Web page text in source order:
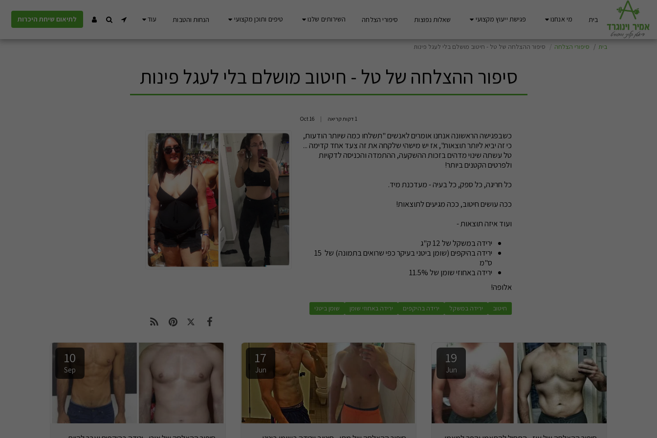
בית מי אנחנו פגישת ייעוץ מקצועי שאלות נפוצות סיפורי הצלחה השירותים שלנו טיפים ותוכן מקצועי הנחות והטבות עוד לתיאום שיחת היכרות
בית סיפורי הצלחה סיפור ההצלחה של טל - חיטוב מושלם בלי לעגל פינות
סיפור ההצלחה של טל - חיטוב מושלם בלי לעגל פינות
1 דקות קריאה 16
Oct
כשבפגישה הראשונה אנחנו אומרים לאנשים "תשלחו כמה שיותר הודעות,
כי זה יביא ליותר תוצאות", אז יש מישהי שלקחה את זה צעד אחד קדימה ...
טל עשתה שינוי מדהים בזכות ההשקעה, ההתמדה והכניסה לדקויות
ולפרטים הקטנים ביותר!
כל חריגה, כל ספק, כל בעיה - מעדכנת מיד.
ככה עושים חיטוב, ככה מגיעים לתוצאות!
ועוד איזה תוצאות -
ירידה במשקל של 12 ק"ג
ירידה בהיקפים (שומן ביטני בעיקר כפי שרואים בתמונה) של 15
ס"מ
ירידה באחוזי שומן של 11.5%
אלופה!
חיטוב ירידה במשקל ירידה בהיקפים ירידה באחוזי שומן שומן ביטני
19
Jun
17
Jun
10
Sep